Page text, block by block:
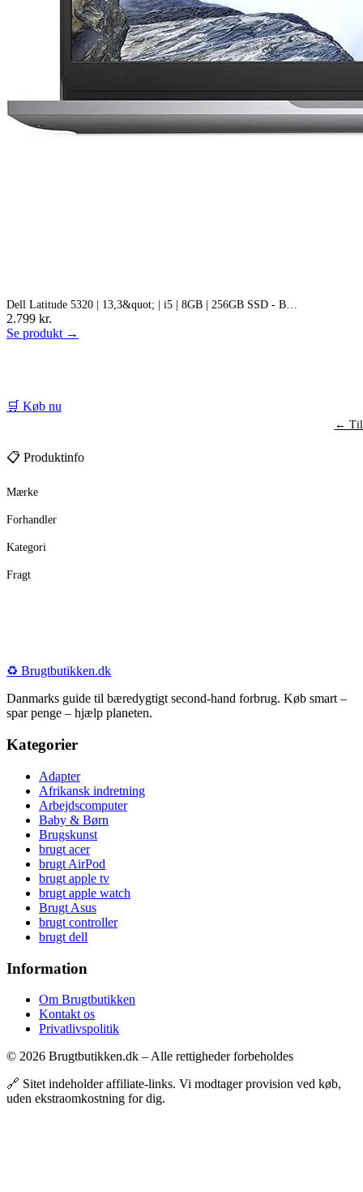
Dell Latitude 5320 | 13,3&quot; | i5 | 8GB | 256GB SSD - B…
2.799 kr.
Se produkt →
🛒 Køb nu
←
📋 Produktinfo
Mærke
Forhandler
Kategori
Fragt
♻️ Brugtbutikken.dk
Danmarks guide til bæredygtigt second-hand forbrug. Køb smart –
spar penge – hjælp planeten.
Kategorier
Adapter
Afrikansk indretning
Arbejdscomputer
Baby & Børn
Brugskunst
brugt acer
brugt AirPod
brugt apple tv
brugt apple watch
Brugt Asus
brugt controller
brugt dell
Information
Om Brugtbutikken
Kontakt os
Privatlivspolitik
© 2026 Brugtbutikken.dk – Alle rettigheder forbeholdes
🔗 Sitet indeholder affiliate-links. Vi modtager provision ved køb,
uden ekstraomkostning for dig.